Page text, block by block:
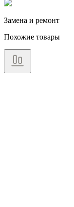
Замена и ремонт
Похожие товары